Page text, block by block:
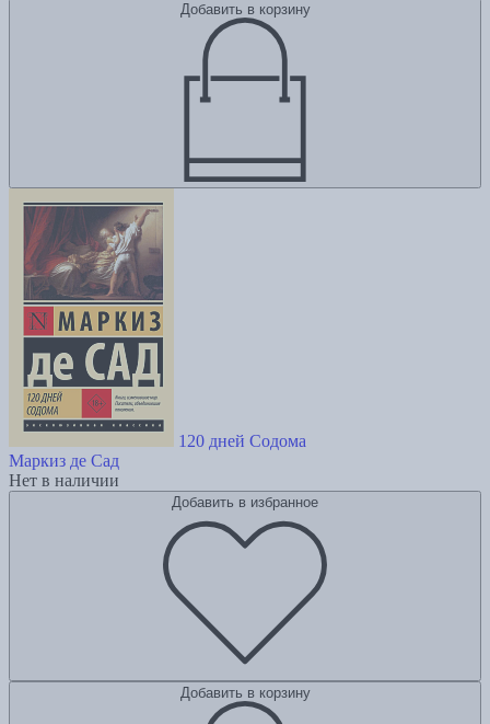
Добавить в корзину
120 дней Содома
Маркиз де Сад
Нет в наличии
Добавить в избранное
Добавить в корзину